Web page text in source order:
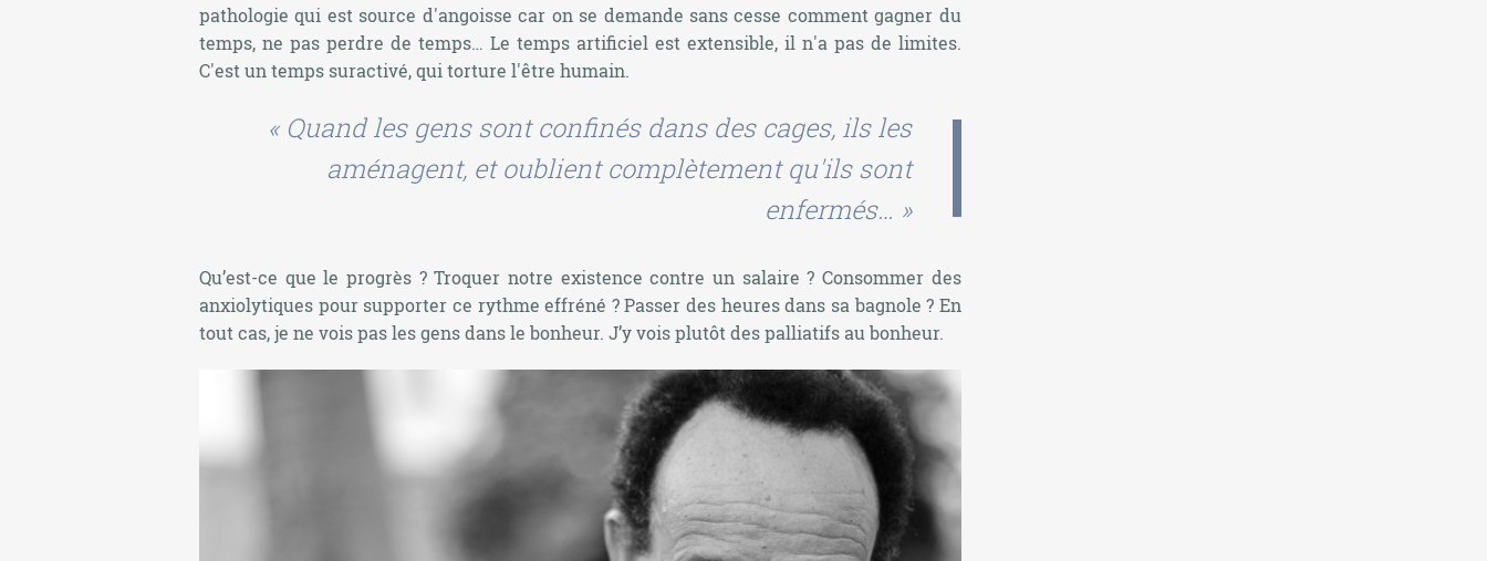
pathologie qui est source d'angoisse car on se demande sans cesse comment gagner du
temps, ne pas perdre de temps… Le temps artificiel est extensible, il n'a pas de limites.
C'est un temps suractivé, qui torture l'être humain.
« Quand les gens sont confinés dans des cages, ils les
aménagent, et oublient complètement qu'ils sont
enfermés… »
Qu’est-ce que le progrès ? Troquer notre existence contre un salaire ? Consommer des
anxiolytiques pour supporter ce rythme effréné ? Passer des heures dans sa bagnole ? En
tout cas, je ne vois pas les gens dans le bonheur. J’y vois plutôt des palliatifs au bonheur.